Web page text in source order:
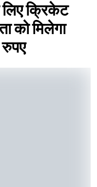
लिए क्रिकेट
को मिलेगा